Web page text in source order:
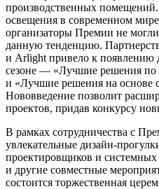
производственных
освещения в современном
организаторы Премии не
данную тенденцию.
и Arlight привело к появлению
сезоне — «Лучшие решения
и «Лучшие решения на основе
Нововведение позволит
проектов, придав конкурсу
В рамках сотрудничества с
увлекательные дизайн-
проектировщиков и системных
и другие совместные
состоится торжественная